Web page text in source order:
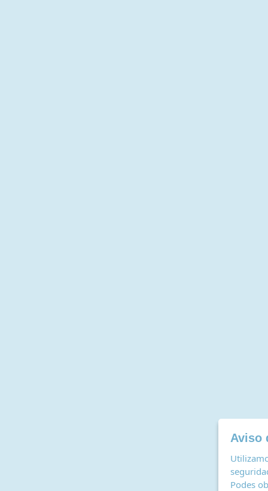
Aviso
Podes